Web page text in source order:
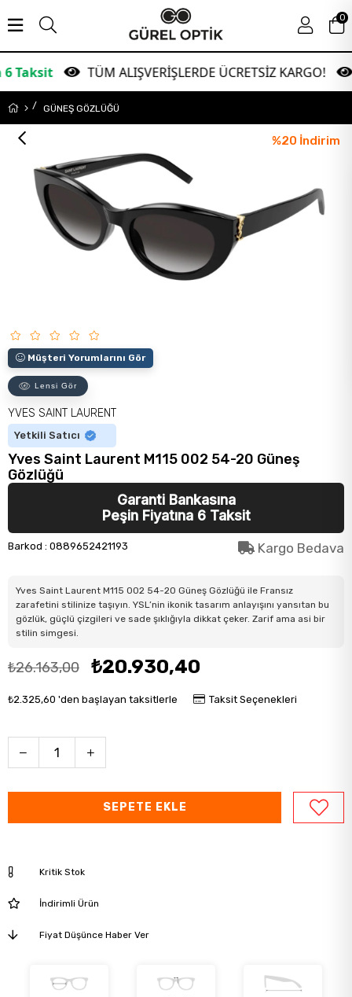
TÜM ALIŞVERİŞLERDE ÜCRETSİZ KARGO!
0
GÜNEŞ GÖZLÜĞÜ
%20 İndirim
Müşteri Yorumlarını Gör
Lensi Gör
YVES SAINT LAURENT
Yetkili Satıcı
Yves Saint Laurent M115 002 54-20 Güneş
Gözlüğü
Garanti Bankasına
Peşin Fiyatına 6 Taksit
Barkod : 0889652421193 Kargo Bedava
Yves Saint Laurent M115 002 54-20 Güneş Gözlüğü ile Fransız
zarafetini stilinize taşıyın. YSL’nin ikonik tasarım anlayışını yansıtan bu
gözlük, güçlü çizgileri ve sade şıklığıyla dikkat çeker. Zarif ama asi bir
stilin simgesi.
₺26.163,00 ₺20.930,40
₺2.325,60 'den başlayan taksitlerle Taksit Seçenekleri
Kritik Stok
İndirimli Ürün
Fiyat Düşünce Haber Ver